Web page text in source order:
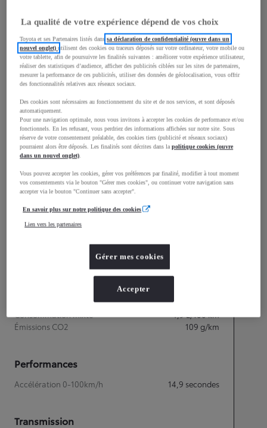
5
Places
4
Hauteur
1 510
mm
Consommation mixte 4,9L/100 km
Émissions CO2
109 g/km
Performances
Accélération 0-100km/h 14,9 secondes
Transmission
La qualité de votre expérience dépend de vos choix
Toyota et ses Partenaires listés danssa déclaration de confidentialité (ouvre dans un
nouvel onglet)utilisent des cookies ou traceurs déposés sur votre ordinateur, votre mobile ou
votre tablette, afin de poursuivre les finalités suivantes : améliorer votre expérience utilisateur,
réaliser des statistiques d’audience, afficher des publicités ciblées sur les sites de partenaires,
mesurer la performance de ces publicités, utiliser des données de géolocalisation, vous offrir
des fonctionnalités relatives aux réseaux sociaux.
Des cookies sont nécessaires au fonctionnement du site et de nos services, et sont déposés
automatiquement.
Pour une navigation optimale, nous vous invitons à accepter les cookies de performance et/ou
fonctionnels. En les refusant, vous perdriez des informations affichées sur notre site. Sous
réserve de votre consentement préalable, des cookies tiers (publicité et réseaux sociaux)
pourraient alors être déposés. Les finalités sont décrites dans lapolitique cookies (ouvre
dans un nouvel onglet).
Vous pouvez accepter les cookies, gérer vos préférences par finalité, modifier à tout moment
vos consentements via le bouton "Gérer mes cookies", ou continuer votre navigation sans
accepter via le bouton "Continuer sans accepter".
En savoir plus sur notre politique des cookies
Lien vers les partenaires
Gérer mes cookies
Accepter